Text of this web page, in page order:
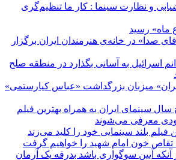
و نظارت سینما : کار ما تنظیم‌گری
صدا» در خانه‌ی هنرمندان ایران برگزار
اسرائیل به آسانی بگذارد در منطقه صلح
میزبان بزرگداشت «عباس کیارستمی»
سینمای ایران به همراه بهترین فیلم
معرفی می‌شوند
فیلم بلند سینمایی خود را کلید می‌زند
خون امام شهید را خواهیم گرفت
آنکه آیین سوگواری باشد بدرقه یک آرمان